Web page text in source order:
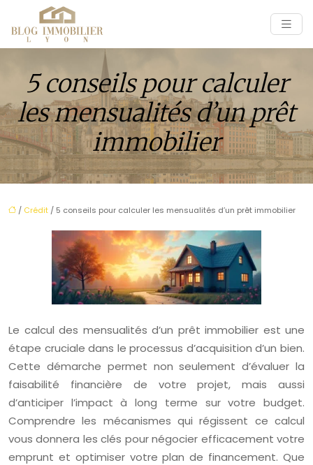
5 conseils pour calculer
les mensualités d’un prêt
immobilier
/ Crédit / 5 conseils pour calculer les mensualités d’un prêt immobilier
Le calcul des mensualités d’un prêt immobilier est une
étape cruciale dans le processus d’acquisition d’un bien.
Cette démarche permet non seulement d’évaluer la
faisabilité financière de votre projet, mais aussi
d’anticiper l’impact à long terme sur votre budget.
Comprendre les mécanismes qui régissent ce calcul
vous donnera les clés pour négocier efficacement votre
emprunt et optimiser votre plan de financement. Que